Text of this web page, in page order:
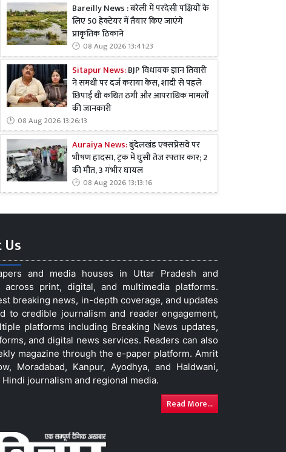
Bareilly News : बरेली में परदेसी पक्षियों के
लिए 50 हेक्टेयर में तैयार किए जाएंगे
प्राकृतिक ठिकाने
08 Aug 2026 13:41:23
Sitapur News:BJP विधायक ज्ञान तिवारी
ने समधी पर दर्ज कराया केस, शादी से पहले
छिपाई थी कथित ठगी और आपराधिक मामलों
की जानकारी
08 Aug 2026 13:26:13
Auraiya News:बुंदेलखंड एक्सप्रेसवे पर
भीषण हादसा, ट्रक में घुसी तेज रफ्तार कार; 2
की मौत, 3 गंभीर घायल
08 Aug 2026 13:13:16
and media houses in Uttar Pradesh and
print, digital, and multimedia platforms.
breaking news, in-depth coverage, and updates
to credible journalism and reader engagement,
platforms including Breaking News updates,
and digital news services. Readers can also
magazine through the e-paper platform. Amrit
Moradabad, Kanpur, Ayodhya, and Haldwani,
journalism and regional media.
Read More...